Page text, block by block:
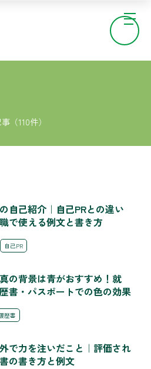
（110件）
自己紹介｜自己PRとの違い
で使える例文と書き方
自己PR
の背景は青がおすすめ！就
書・パスポートでの色の効果
歴書
で力を注いだこと｜評価され
の書き方と例文